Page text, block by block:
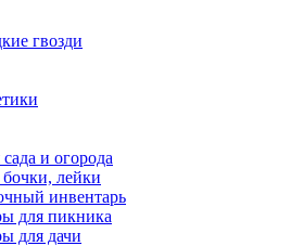
гвозди
и огорода
лейки
инвентарь
для пикника
для дачи